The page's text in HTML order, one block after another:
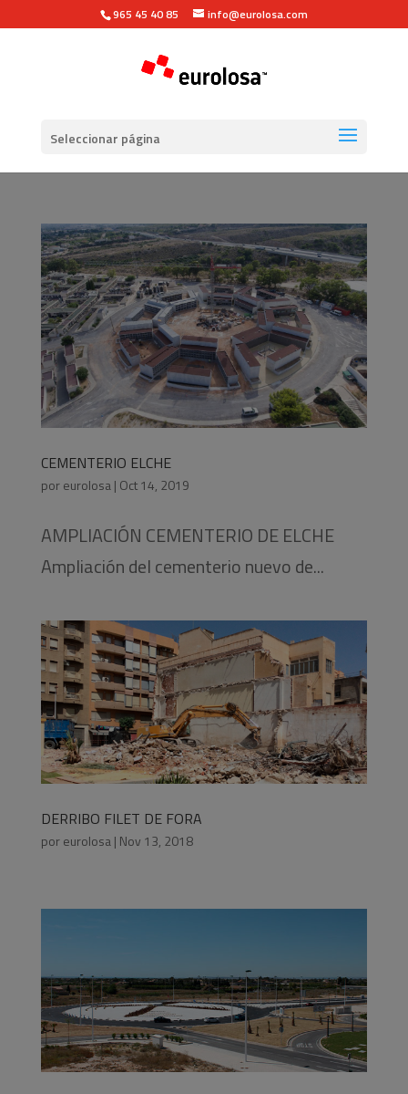
965 45 40 85 info@eurolosa.com
Seleccionar página
CEMENTERIO ELCHE
poreurolosa| Oct 14, 2019
AMPLIACIÓN CEMENTERIO DE ELCHE
Ampliación del cementerio nuevo de...
DERRIBO FILET DE FORA
poreurolosa| Nov 13, 2018